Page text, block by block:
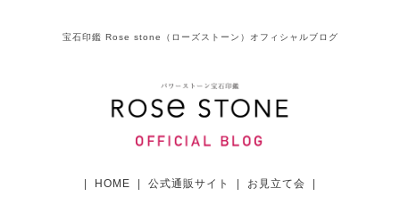
宝石印鑑 Rose stone（ローズストーン）オフィシャルブログ
HOME 公式通販サイト お見立て会